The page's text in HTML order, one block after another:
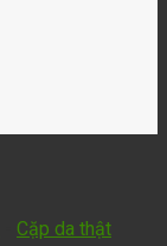
Cặp da thật